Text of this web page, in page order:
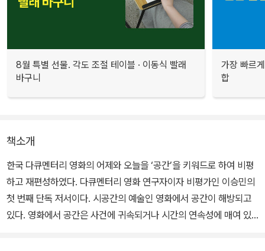
8월 특별 선물. 각도 조절 테이블 · 이동식 빨래
바구니
가장 빠르
합
책소개
한국 다큐멘터리 영화의 어제와 오늘을 ‘공간’을 키워드로 하여 비평
하고 재편성하였다. 다큐멘터리 영화 연구자이자 비평가인 이승민의
첫 번째 단독 저서이다. 시공간의 예술인 영화에서 공간이 해방되고
있다. 영화에서 공간은 사건에 귀속되거나 시간의 연속성에 매여 있